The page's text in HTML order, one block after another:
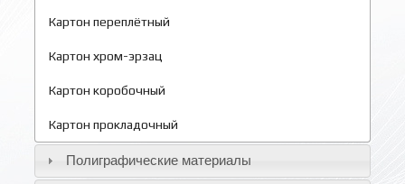
Картон переплётный
Картон хром-эрзац
Картон коробочный
Картон прокладочный
Полиграфические материалы